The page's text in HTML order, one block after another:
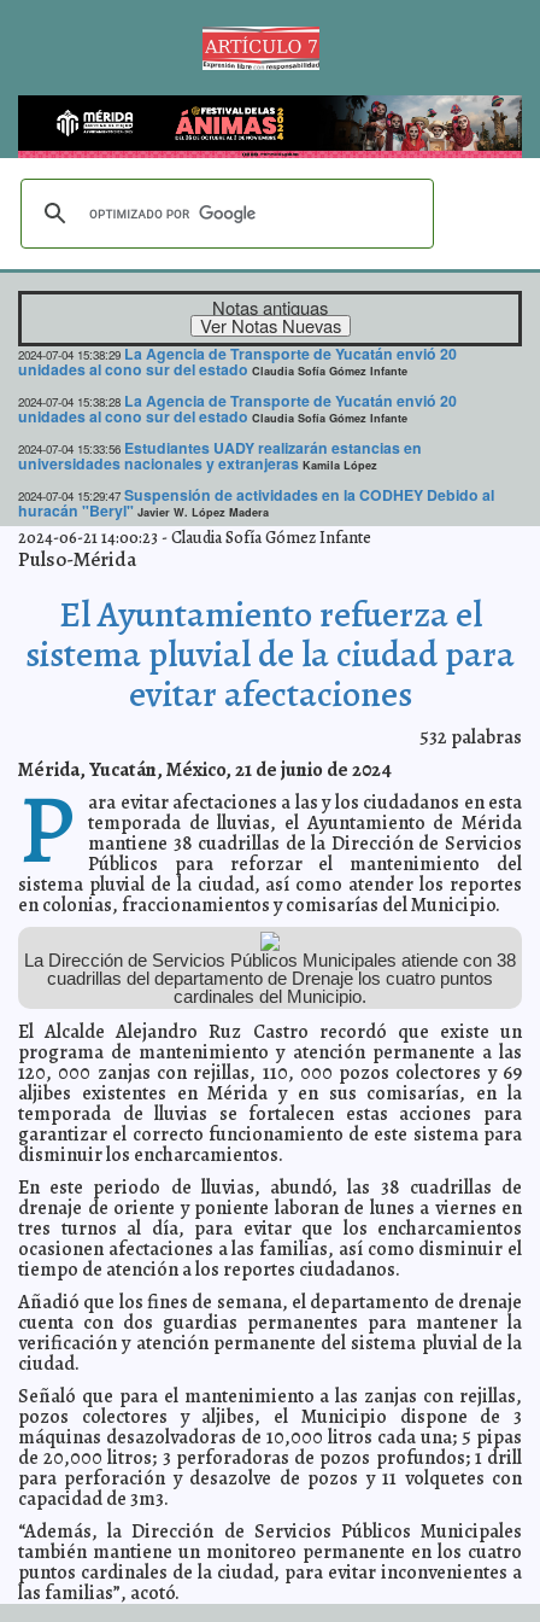
Notas antiguas
2024-07-04 15:38:29 La Agencia de Transporte de Yucatán envió 20
unidades al cono sur del estado Claudia Sofía Gómez Infante
2024-07-04 15:38:28 La Agencia de Transporte de Yucatán envió 20
unidades al cono sur del estado Claudia Sofía Gómez Infante
2024-07-04 15:33:56 Estudiantes UADY realizarán estancias en
universidades nacionales y extranjeras Kamila López
2024-07-04 15:29:47 Suspensión de actividades en la CODHEY Debido al
huracán "Beryl" Javier W. López Madera
2024-07-04 15:25:11 Sindicato de Trabajadores de Gobernación consolida
su vínculo en Yucatán
Municipio Kamila López
2024-07-03 15:08:48 Meridanos y autoridades nos cuidamos entre todos de
Beryl: Cecilia Patrón Carmen Alicia Briceño Sánchez
Cierra Chichén Itzá por paso de "Beryl"
no se considera suspender servicio del sistema Va y
2024-07-03 14:57:24 Animales del Centenario y Animaya serán
resguardados por el paso de "Beryl" Claudia Sofía Gómez Infante
2024-07-03 14:53:24 Hacen un llamado a no hacer compras de pánico, solo
adquirir lo necesario Laura Aldama
2024-06-29 16:43:06 El Ayuntamiento redobla esfuerzos para atender
reportes de baches Javier W. López Madera
2024-06-29 16:22:11 Estudiantes UADY reciben consejos sobre cómo
realizar fotografía de naturaleza Claudia Sofía Gómez Infante
2024-06-29 16:11:35 Concluyen Internado de Pregrado profesionales de la
salud en el Hospital “Dr. Agustín O’Horán” Laura Aldama
Ingenieros egresados de la UADY contribuyen en el
desarrollo industrial y económico Jorge Armando León Borges
2024-06-29 15:56:43 Palacio de la Música: Seis Años Promoviendo el Arte
Musical en YucatánCarlos Loret de Mola Ãlvarez
2024-06-29 15:49:00 El Ayuntamiento intensifica el mantenimiento de los
sistemas pluviales del Municipio Kamila López
2024-06-27 16:05:42 El Ayuntamiento de Mérida fortalece la gestión
municipal con servicios dinámicos e innovadores
2024-06-27 16:03:16 Inicia Tengo un sueño Yucatán y Quintana Roo 2024
Laura Aldama
2024-06-27 15:49:47 Hacen un llamado para eliminar estereotipos de género
en carreras STEM Javier W. López Madera
2024-06-27 15:45:52 Comunidad universitaria participa nuevamente en la
Cruzada Forestal Kamila López
2024-06-27 15:42:40 “Armando Manzanero” se presenta en el bajío y centro
del país
2024-06-27 15:38:43 UADY realiza el XXI Coloquio de Investigación del
Doctorado en Ciencias Sociales Claudia Sofía Gómez Infante
2024-06-27 15:35:06 Alistan últimos detalles de la obra del Corredor
Turístico y Gastronómico sobre la calle 60Claudia Sofía Gómez Infante
2024-06-25 15:54:09 El Ayuntamiento supervisa el correcto funcionamiento
de los sistemas pluviales del Municipio
2024-06-25 14:38:49 UADY realiza Sinergia STEAM UADY para el desarrollo
de la niñez en la ciencia y tecnología Jorge Armando León Borges
2024-06-25 14:33:10 El Ayuntamiento promueve el trabajo coordinado con
la sociedad civil mediante el programa Diseño Participativo de
Espacios Públicos.
2024-06-21 14:00:23 -Claudia Sofía Gómez Infante
Pulso-Mérida
El Ayuntamiento refuerza el
sistema pluvial de la ciudad para
evitar afectaciones
532 palabras
Mérida, Yucatán, México, 21 de junio de 2024
P ara evitar afectaciones a las y los ciudadanos en esta
temporada de lluvias, el Ayuntamiento de Mérida
mantiene 38 cuadrillas de la Dirección de Servicios
Públicos para reforzar el mantenimiento del
sistema pluvial de la ciudad, así como atender los reportes
en colonias, fraccionamientos y comisarías del Municipio.
La Dirección de Servicios Públicos Municipales atiende con 38
cuadrillas del departamento de Drenaje los cuatro puntos
cardinales del Municipio.
El Alcalde Alejandro Ruz Castro recordó que existe un
programa de mantenimiento y atención permanente a las
120, 000 zanjas con rejillas, 110, 000 pozos colectores y 69
aljibes existentes en Mérida y en sus comisarías, en la
temporada de lluvias se fortalecen estas acciones para
garantizar el correcto funcionamiento de este sistema para
disminuir los encharcamientos.
En este periodo de lluvias, abundó, las 38 cuadrillas de
drenaje de oriente y poniente laboran de lunes a viernes en
tres turnos al día, para evitar que los encharcamientos
ocasionen afectaciones a las familias, así como disminuir el
tiempo de atención a los reportes ciudadanos.
Añadió que los fines de semana, el departamento de drenaje
cuenta con dos guardias permanentes para mantener la
verificación y atención permanente del sistema pluvial de la
ciudad.
Señaló que para el mantenimiento a las zanjas con rejillas,
pozos colectores y aljibes, el Municipio dispone de 3
máquinas desazolvadoras de 10,000 litros cada una; 5 pipas
de 20,000 litros; 3 perforadoras de pozos profundos; 1 drill
para perforación y desazolve de pozos y 11 volquetes con
capacidad de 3m3.
“Además, la Dirección de Servicios Públicos Municipales
también mantiene un monitoreo permanente en los cuatro
puntos cardinales de la ciudad, para evitar inconvenientes a
las familias”, acotó.